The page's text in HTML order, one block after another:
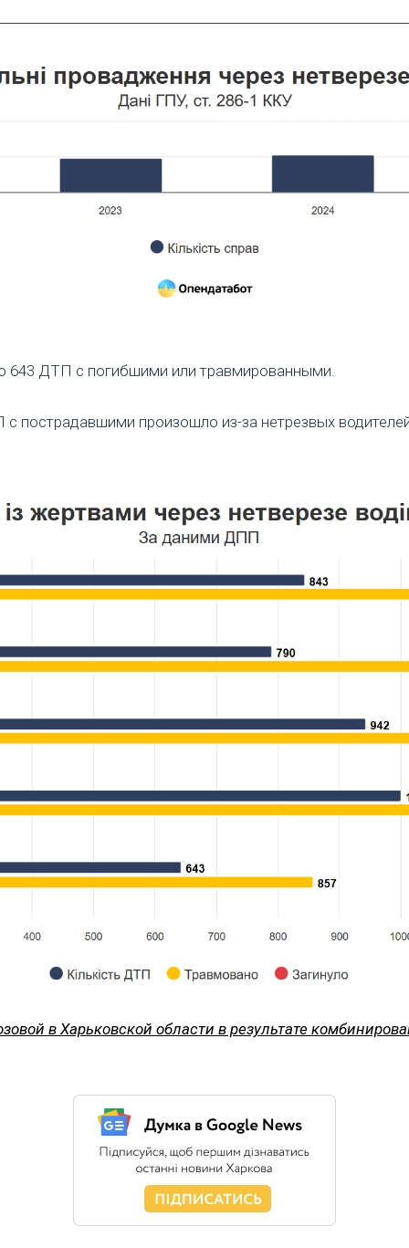
643 ДТП с погибшими или травмированными.
пострадавшими произошло из-за нетрезвых
в Харьковской области в результате